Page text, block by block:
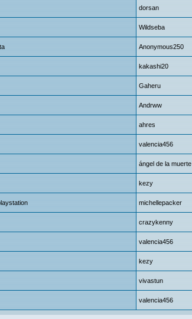
dorsan
Wildseba
Anonymous250
kakashi20
Gaheru
Andrww
ahres
valencia456
ángel de la muerte
kezy
michellepacker
crazykenny
valencia456
kezy
vivastun
valencia456